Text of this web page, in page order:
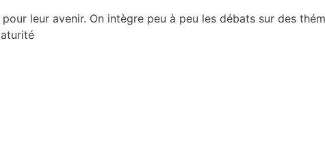
leur avenir. On intègre peu à peu les débats sur des